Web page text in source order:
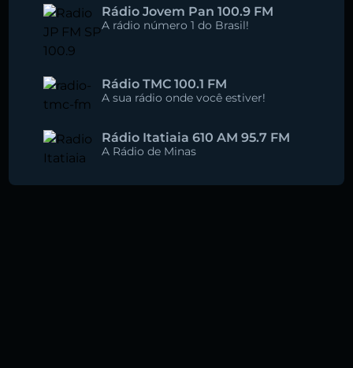
Rádio Jovem Pan 100.9 FM
A rádio número 1 do Brasil!
Rádio TMC 100.1 FM
A sua rádio onde você estiver!
Rádio Itatiaia 610 AM 95.7 FM
A Rádio de Minas